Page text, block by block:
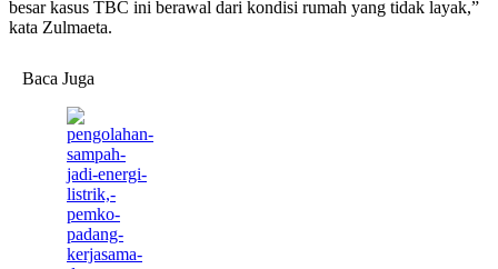
besar kasus TBC ini berawal dari kondisi rumah yang tidak layak,”
kata Zulmaeta.
Baca Juga